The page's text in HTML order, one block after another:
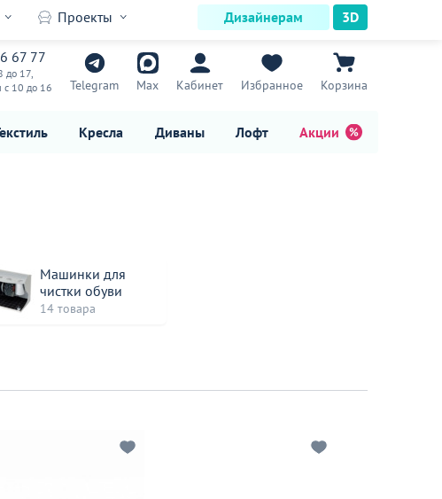
Проекты Дизайнерам 3D
67 77
до 17,
10 до 16
Telegram Max Кабинет Избранное Корзина
Кресла Диваны Лофт Акции
Машинки для
чистки обуви
14 товара